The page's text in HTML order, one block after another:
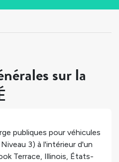
sur la
publiques pour véhicules
3) à l'intérieur d'un
Terrace, Illinois, États-